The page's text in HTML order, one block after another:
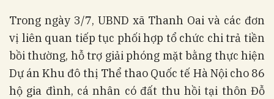
Trong ngày 3/7, UBND xã Thanh Oai và các đơn
vị liên quan tiếp tục phối hợp tổ chức chi trả tiền
bồi thường, hỗ trợ giải phóng mặt bằng thực hiện
Dự án Khu đô thị Thể thao Quốc tế Hà Nội cho 86
hộ gia đình, cá nhân có đất thu hồi tại thôn Đỗ